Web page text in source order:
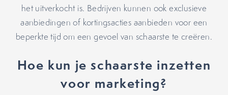
het uitverkocht is. Bedrijven kunnen ook exclusieve
aanbiedingen of kortingsacties aanbieden voor een
beperkte tijd om een gevoel van schaarste te creëren.
Hoe kun je schaarste inzetten
voor marketing?